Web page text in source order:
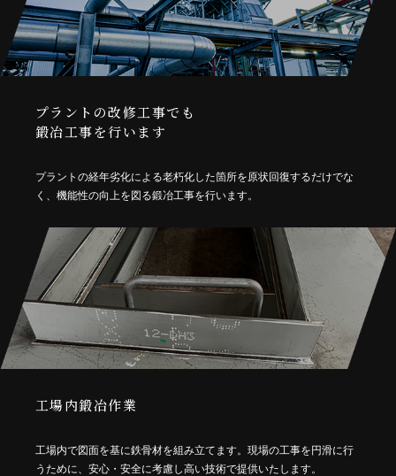
プラントの改修工事でも
鍛冶工事を行います
プラントの経年劣化による老朽化した箇所を原状回復するだけでな
く、機能性の向上を図る鍛冶工事を行います。
工場内鍛冶作業
工場内で図面を基に鉄骨材を組み立てます。現場の工事を円滑に行
うために、安心・安全に考慮し高い技術で提供いたします。